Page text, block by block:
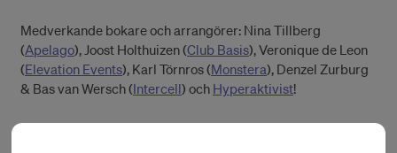
Medverkande bokare och arrangörer: Nina Tillberg
(Apelago), Joost Holthuizen (Club Basis), Veronique de Leon
(Elevation Events), Karl Törnros (Monstera), Denzel Zurburg
& Bas van Wersch (Intercell) och Hyperaktivist!